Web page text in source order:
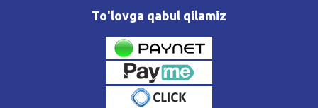
To'lovga qabul qilamiz